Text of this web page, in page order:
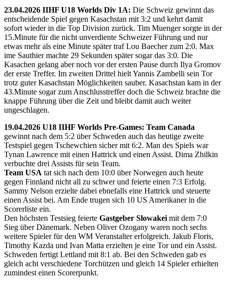
23.04.2026 IIHF U18 Worlds Div 1A: Die Schweiz gewinnt das
entscheidende Spiel gegen Kasachstan mit 3:2 und kehrt damit
sofort wieder in die Top Division zurück. Tim Muenger sorgte in der
15.Minute für die nicht unverdiente Schweizer Führung und nur
etwas mehr als eine Minute später traf Lou Baecher zum 2:0. Max
ime Sauthier machte 29 Sekunden später sogar das 3:0. Die
Kasachen gelang aber noch vor der ersten Pause durch Ilya Gromov
der erste Treffer. Im zweiten Drittel hielt Yannis Zambelli sein Tor
trotz guter Kasachstan Möglichkeiten sauber. Kasachstan kam in der
43.Minute sogar zum Anschlusstreffer doch die Schweiz brachte die
knappe Führung über die Zeit und bleibt damit auch weiter
ungeschlagen.
19.04.2026 U18 IIHF Worlds Pre-Games: Team Canada
gewinnt nach dem 5:2 über Schweden auch das heutige zweite
Testspiel gegen Tschewchien sicher mit 6:2. Man des Spiels war
Tynan Lawrence mit einen Hattrick und einen Assist. Dima Zhilkin
verbuchte drei Assists für sein Team.
Team USA tat sich nach dem 10:0 über Norwegen auch heute
gegen Finnland nicht all zu schwer und feierte einen 7:3 Erfolg.
Sammy Nelson erzielte dabei ebnefalls eine Hattrick und steuerte
einen Assist bei. Am Ende trugen sich 10 US Amerikaner in die
Scorerliste ein.
Den höchsten Testsieg feierte Gastgeber Slowakei mit dem 7:0
Sieg über Dänemark. Neben Oliver Ozogany waren noch sechs
weitere Spieler für den WM Veranstalter erfolgreich. Jakub Floris,
Timothy Kazda und Ivan Matta erzielten je eine Tor und ein Assist.
Schweden fertigt Lettland mit 8:1 ab. Bei den Schweden gab es
gleich acht verschiedene Torchützen und gleich 14 Spieler erhielten
zumindest einen Scorerpunkt.